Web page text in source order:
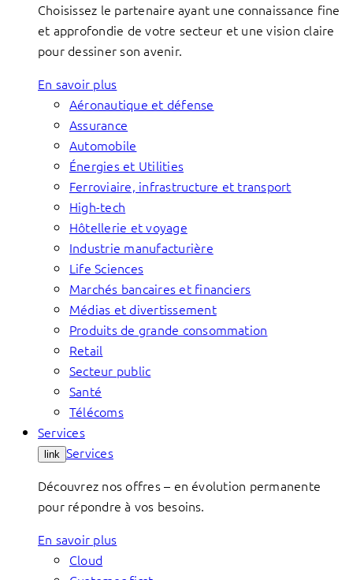
Choisissez le partenaire ayant une connaissance fine
et approfondie de votre secteur et une vision claire
pour dessiner son avenir.
En savoir plus
Aéronautique et défense
Assurance
Automobile
Énergies et Utilities
Ferroviaire, infrastructure et transport
High-tech
Hôtellerie et voyage
Industrie manufacturière
Life Sciences
Marchés bancaires et financiers
Médias et divertissement
Produits de grande consommation
Retail
Secteur public
Santé
Télécoms
Services
link Services
Découvrez nos offres – en évolution permanente
pour répondre à vos besoins.
En savoir plus
Cloud